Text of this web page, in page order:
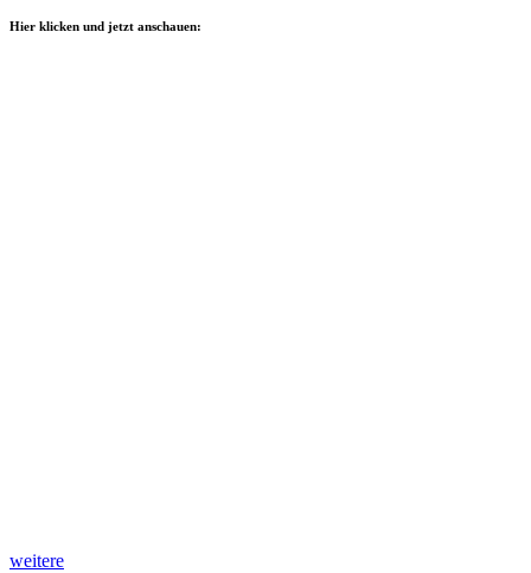
Hier klicken und jetzt anschauen:
weitere